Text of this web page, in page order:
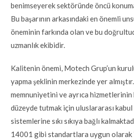
benimseyerek sektöründe öncü
Bu başarının arkasındaki en önemli
öneminin farkında olan ve bu
uzmanlık ekibidir.
Kalitenin önemi, Motech Grup’un
yapma şeklinin merkezinde yer
memnuniyetini ve ayrıca
düzeyde tutmak için uluslararası
sistemlerine sıkı sıkıya bağlı
14001 gibi standartlara uygun olarak